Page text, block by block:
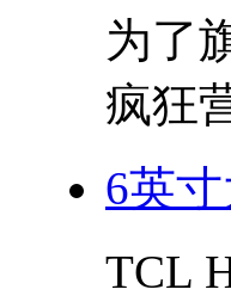
为了
疯狂
6英
TCL